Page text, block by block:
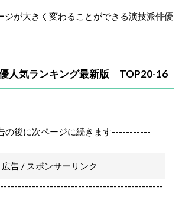
ジが大きく変わることができる演技派俳優
人気ランキング最新版 TOP20-16
後に次ページに続きます-----------
広告 / スポンサーリンク